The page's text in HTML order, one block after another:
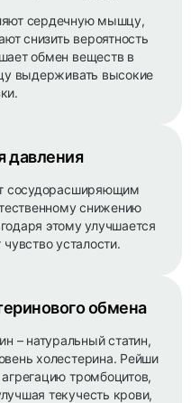
сердечную мышцу,
снизить вероятность
обмен веществ в
выдерживать высокие
давления
сосудорасширяющим
снижению
этому улучшается
усталости.
обмена
– натуральный статин,
холестерина. Рейши
тромбоцитов,
текучесть крови,